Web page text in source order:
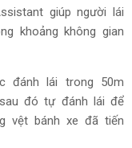
giúp người lái
khoảng không gian
đánh lái trong 50m
đó tự đánh lái để
vệt bánh xe đã tiến